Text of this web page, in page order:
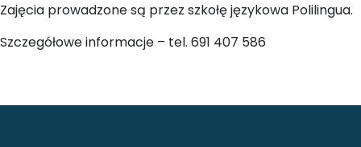
Zajęcia prowadzone są przez szkołę językowa Polilingua.
Szczegółowe informacje – tel. 691 407 586